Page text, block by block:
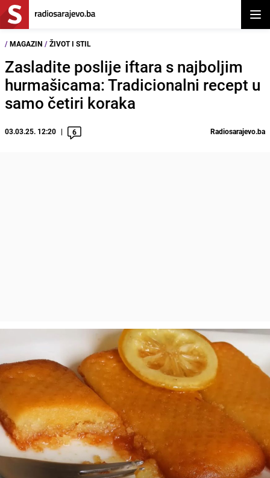
/ MAGAZIN / ŽIVOT I STIL
Zasladite poslije iftara s najboljim
hurmašicama: Tradicionalni recept u
samo četiri koraka
03.03.25. 12:20 6 Radiosarajevo.ba